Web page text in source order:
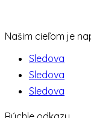
Našim cieľom je
Sledova
Sledova
Sledova